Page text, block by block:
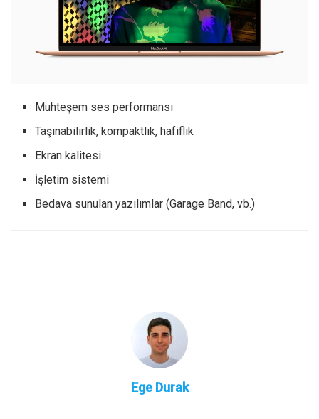
Muhteşem ses performansı
Taşınabilirlik, kompaktlık, hafiflik
Ekran kalitesi
İşletim sistemi
Bedava sunulan yazılımlar (Garage Band, vb.)
Ege Durak